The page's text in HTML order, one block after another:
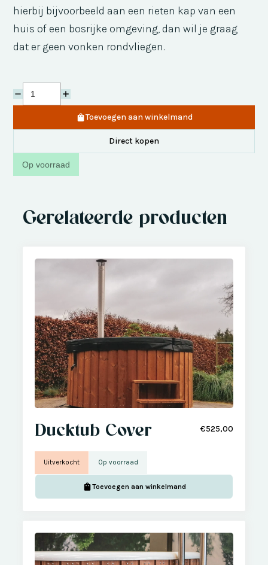
hierbij bijvoorbeeld aan een rieten kap van een
huis of een bosrijke omgeving, dan wil je graag
dat er geen vonken rondvliegen.
Toevoegen aan winkelmand
Direct kopen
Op voorraad
Gerelateerde producten
Ducktub Cover €525,00
Uitverkocht Op voorraad
Toevoegen aan winkelmand